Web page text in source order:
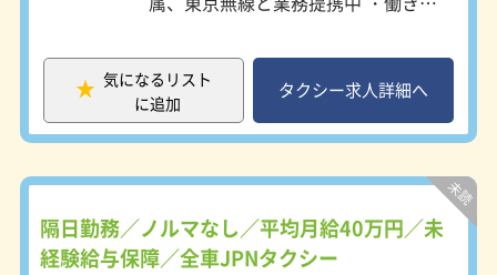
い） ・保証人が難しい方も一度ご相
談ください ・遠方の方は電話面接も
可能 ・クレジット手数料などの乗務
員負担なし
気になるリスト
に追加
タクシー求人詳細へ
隔日勤務／ノルマなし／平均月給40万円／未
経験給与保障／全車JPNタクシー